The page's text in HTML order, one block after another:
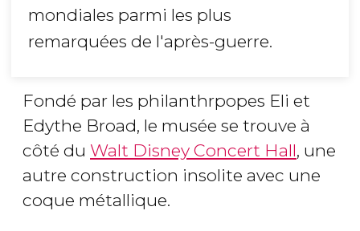
mondiales parmi les plus
remarquées de l'après-guerre.
Fondé par les philanthrpopes Eli et
Edythe Broad, le musée se trouve à
côté du Walt Disney Concert Hall, une
autre construction insolite avec une
coque métallique.